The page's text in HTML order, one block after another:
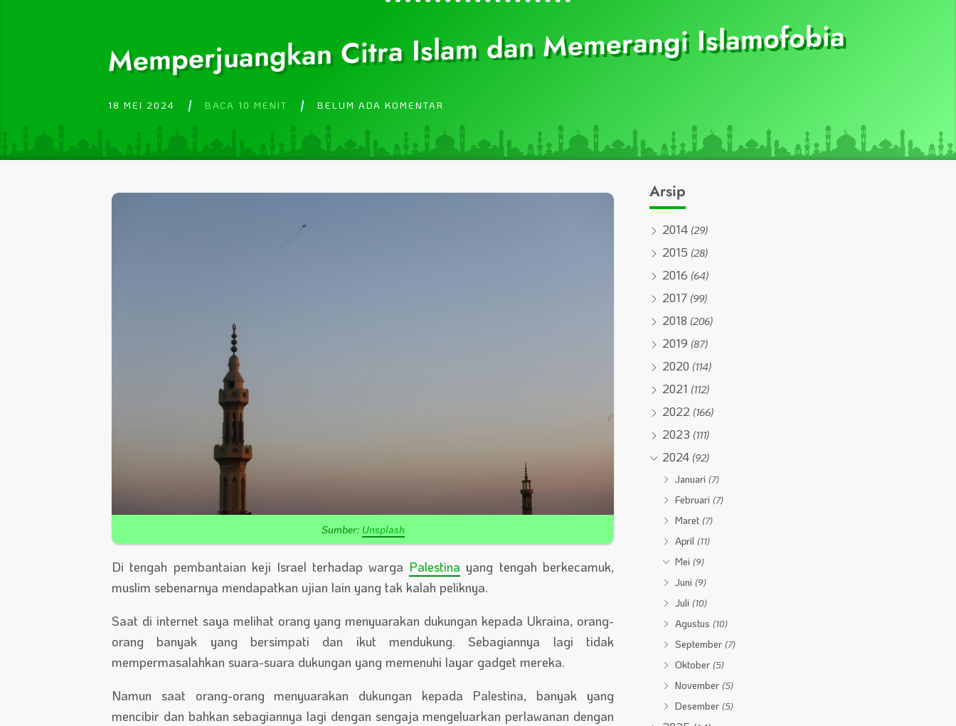
Memperjuangkan Citra Islam dan Memerangi Islamofobia
18 MEI 2024 BACA 10 MENIT BELUM ADA KOMENTAR
Sumber: Unsplash
Di tengah pembantaian keji Israel terhadap warga Palestina yang tengah berkecamuk,
muslim sebenarnya mendapatkan ujian lain yang tak kalah peliknya.
Saat di internet saya melihat orang yang menyuarakan dukungan kepada Ukraina, orang-
orang banyak yang bersimpati dan ikut mendukung. Sebagiannya lagi tidak
mempermasalahkan suara-suara dukungan yang memenuhi layar gadget mereka.
Namun saat orang-orang menyuarakan dukungan kepada Palestina, banyak yang
mencibir dan bahkan sebagiannya lagi dengan sengaja mengeluarkan perlawanan dengan
Arsip
2014 (29)
2015 (28)
2016 (64)
2017 (99)
2018 (206)
2019 (87)
2020 (114)
2021 (112)
2022 (166)
2023 (111)
2024 (92)
Januari (7)
Februari (7)
Maret (7)
April (11)
Mei (9)
Juni (9)
Juli (10)
Agustus (10)
September (7)
Oktober (5)
November (5)
Desember (5)